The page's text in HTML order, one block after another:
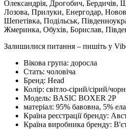
Олександрія, Дрогобич, Бердичів,
Лозова, Прилуки, Енергодар,
Шепетівка, Подільськ,
Жмеринка, Обухів, Борислав,
Залишилися питання – пишіть у
Вікова група: доросла
Стать: чоловіча
Бренд: Head
Колір: світло-сірий/сірий/
Модель: BASIC BOXER 2P
матеріал: 95% бавовна, 5%
Країна реєстрації бренду:
Країна виробника бренду: